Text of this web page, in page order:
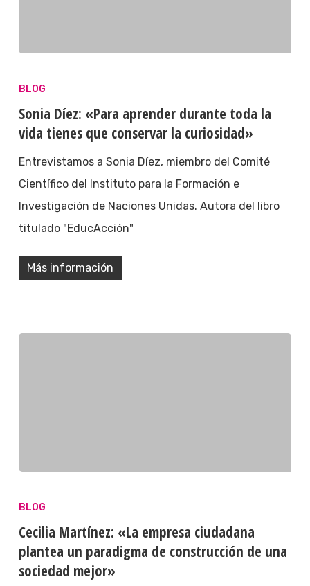
BLOG
Sonia Díez: «Para aprender durante toda la
vida tienes que conservar la curiosidad»
Entrevistamos a Sonia Díez, miembro del Comité
Científico del Instituto para la Formación e
Investigación de Naciones Unidas. Autora del libro
titulado "EducAcción"
Más información
BLOG
Cecilia Martínez: «La empresa ciudadana
plantea un paradigma de construcción de una
sociedad mejor»